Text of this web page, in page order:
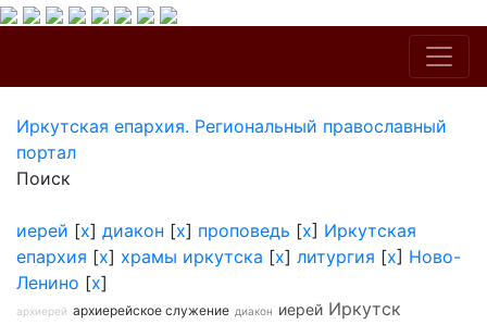
Иркутская епархия. Региональный православный
портал
Поиск
иерей [x] диакон [x] проповедь [x] Иркутская
епархия [x] храмы иркутска [x] литургия [x] Ново-
Ленино [x]
архиерей архиерейское служение диакон иерей Иркутск